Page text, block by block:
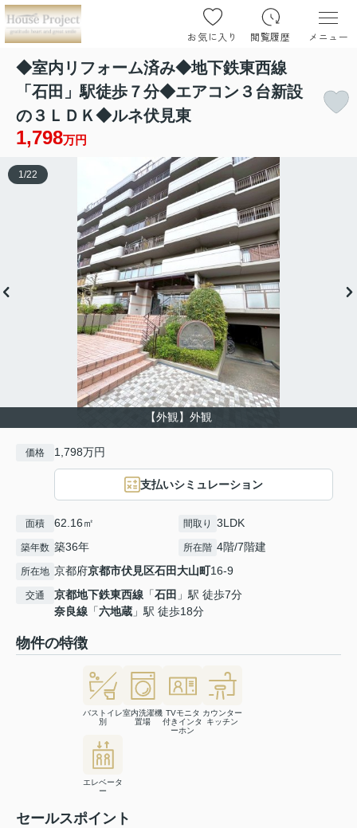
お気に入り 閲覧履歴 メニュー
◆室内リフォーム済み◆地下鉄東西線
「石田」駅徒歩７分◆エアコン３台新設
の３ＬＤＫ◆ルネ伏見東
1,798万円
【外観】外観
1 /22
価格 1,798万円
支払いシミュレーション
面積 62.16㎡ 間取り 3LDK
築年数 築36年 所在階 4階/7階建
所在地 京都府京都市伏見区石田大山町16-9
交通 京都地下鉄東西線 「石田 」駅 徒歩7分
奈良線 「六地蔵 」駅 徒歩18分
物件の特徴
バストイレ
別
室内洗濯機
置場
TVモニタ
付きインタ
ーホン
カウンター
キッチン
エレベータ
ー
セールスポイント